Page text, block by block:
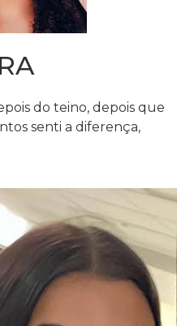
do teino, depois que
senti a diferença,